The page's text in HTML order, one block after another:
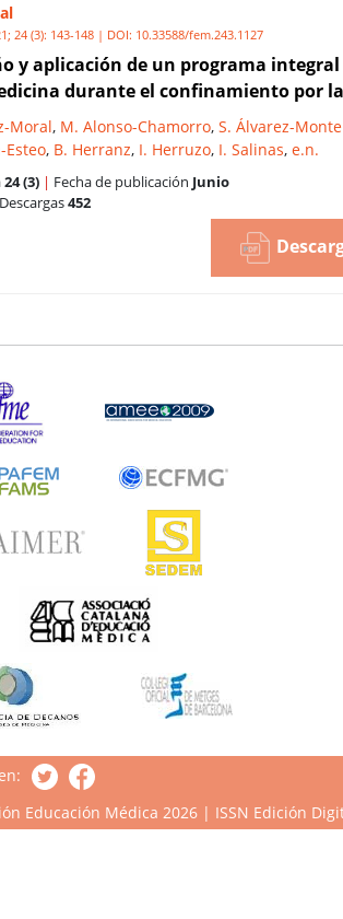
24 (3): 143-148 | DOI: 10.33588/fem.243.1127
y aplicación de un programa
durante el confinamiento por la
Moral, M. Alonso-Chamorro, S. Álvarez-
Esteo, B. Herranz, I. Herruzo, I. Salinas, e.n.
24 (3) | Fecha de publicación Junio
Descargas452
Educación Médica 2026 | ISSN Edición